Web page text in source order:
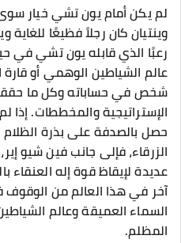
لم يكن أمام يون تشي خيار سوى
وينتيان كان رجلاً فظيعًا
رعبًا الذي قابله يون تشي في
عالم الشياطين الوهمي أو
شخص في حساباته وكل ما
الإستراتيجية والمخططات.
حصل بالصدفة على بذرة الظلام
الزرقاء، فإلى جانب فين شيو
عديدة لإيقاظ قوة إله
آخر في هذا العالم من
السماء العميقة وعالم
المظلم.